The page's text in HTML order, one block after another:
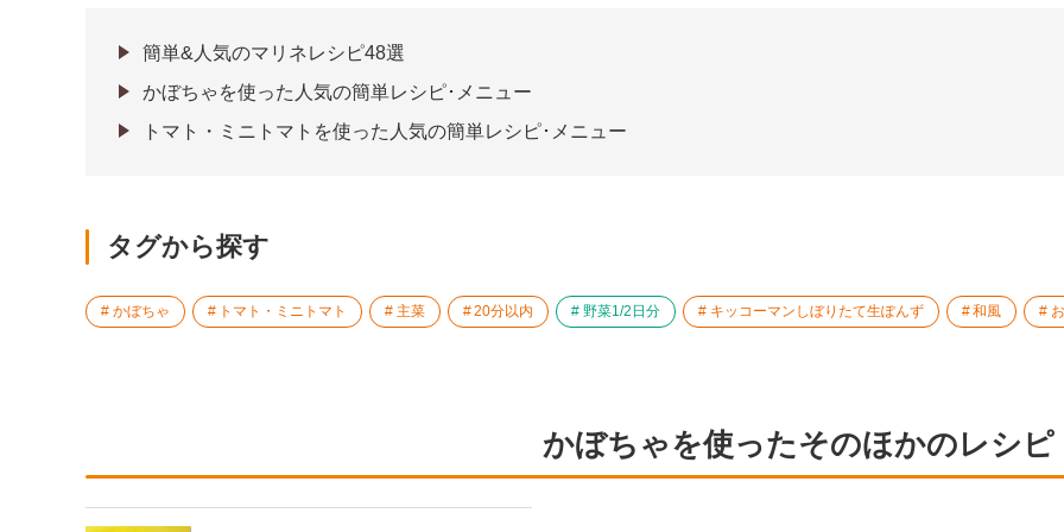
簡単&人気のマリネレシピ48選
かぼちゃを使った人気の簡単レシピ･メニュー
トマト・ミニトマトを使った人気の簡単レシピ･メニュー
タグから探す
かぼちゃ トマト・ミニトマト 主菜 20分以内 野菜1/2日分 キッコーマンしぼりたて生ぽんず 和風
かぼちゃを使ったそのほかのレシピ